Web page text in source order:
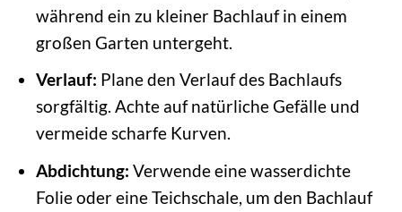
während ein zu kleiner Bachlauf in einem
großen Garten untergeht.
Verlauf: Plane den Verlauf des Bachlaufs
sorgfältig. Achte auf natürliche Gefälle und
vermeide scharfe Kurven.
Abdichtung: Verwende eine wasserdichte
Folie oder eine Teichschale, um den Bachlauf